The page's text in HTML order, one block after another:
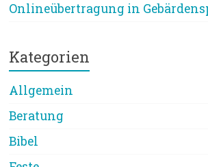
Onlineübertragung in
Kategorien
Allgemein
Beratung
Bibel